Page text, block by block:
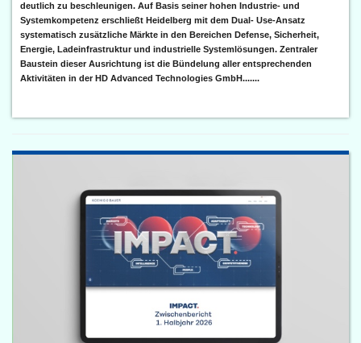
deutlich zu beschleunigen. Auf Basis seiner hohen Industrie- und
Systemkompetenz erschließt Heidelberg mit dem Dual- Use-Ansatz
systematisch zusätzliche Märkte in den Bereichen Defense, Sicherheit,
Energie, Ladeinfrastruktur und industrielle Systemlösungen. Zentraler
Baustein dieser Ausrichtung ist die Bündelung aller entsprechenden
Aktivitäten in der HD Advanced Technologies GmbH.......